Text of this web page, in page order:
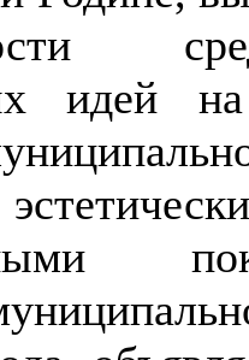
идей